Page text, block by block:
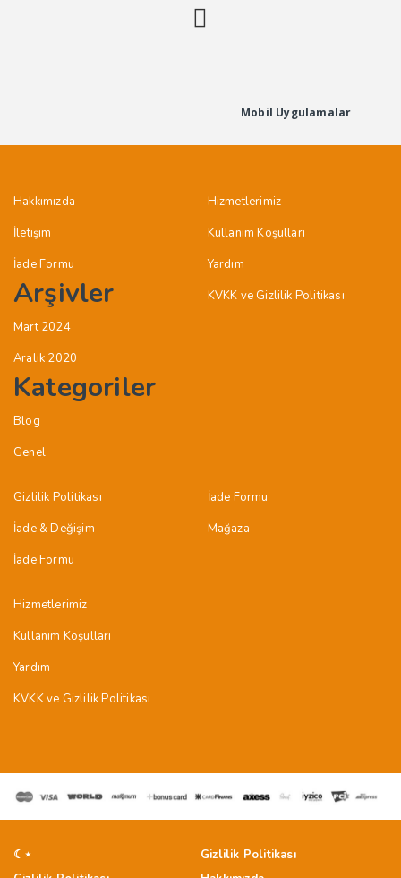
Mobil Uygulamalar
Hakkımızda
İletişim
İade Formu
Arşivler
Mart 2024
Aralık 2020
Kategoriler
Blog
Genel
Hizmetlerimiz
Kullanım Koşulları
Yardım
KVKK ve Gizlilik Politikası
Gizlilik Politikası
İade & Değişim
İade Formu
İade Formu
Mağaza
Hizmetlerimiz
Kullanım Koşulları
Yardım
KVKK ve Gizlilik Politikası
☾⋆
Gizlilik Politikası